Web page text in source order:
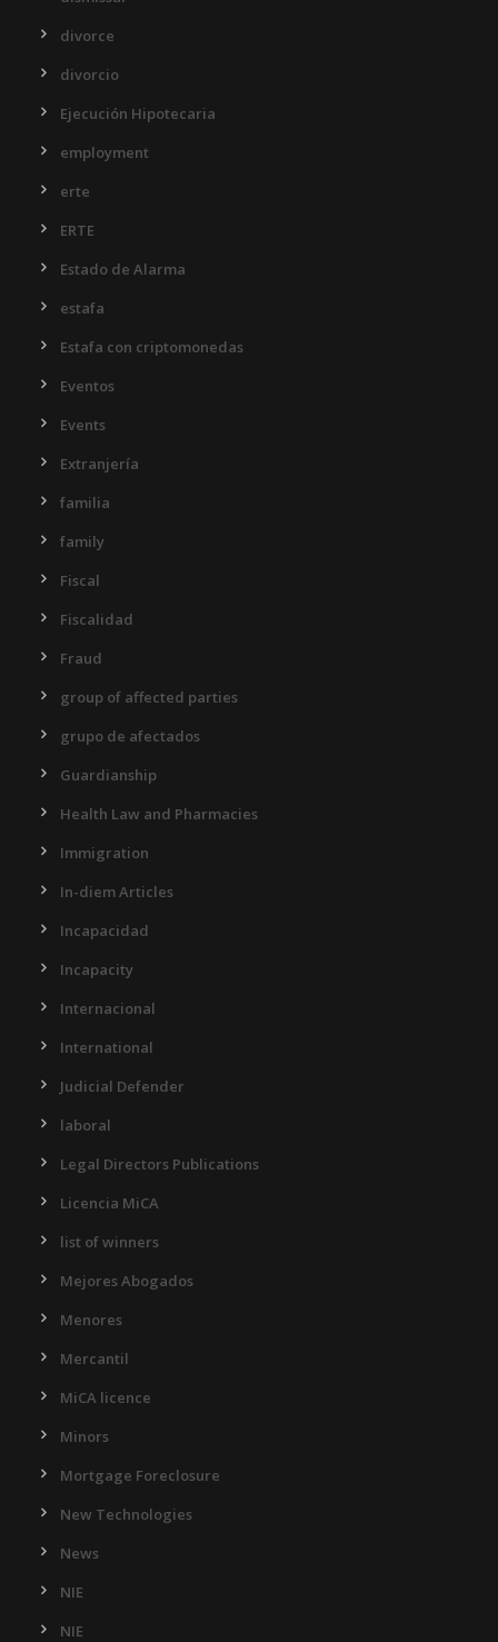
divorce
divorcio
Ejecución Hipotecaria
employment
erte
ERTE
Estado de Alarma
estafa
Estafa con criptomonedas
Eventos
Events
Extranjería
familia
family
Fiscal
Fiscalidad
Fraud
group of affected parties
grupo de afectados
Guardianship
Health Law and Pharmacies
Immigration
In-diem Articles
Incapacidad
Incapacity
Internacional
International
Judicial Defender
laboral
Legal Directors Publications
Licencia MiCA
list of winners
Mejores Abogados
Menores
Mercantil
MiCA licence
Minors
Mortgage Foreclosure
New Technologies
News
NIE
NIE